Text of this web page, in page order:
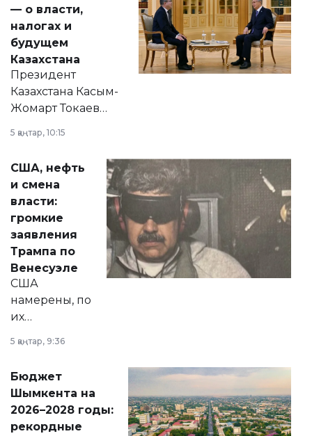
— о власти,
налогах и
будущем
Казахстана
Президент
Казахстана Касым-
Жомарт Токаев
сразу несколько
актуальных тем —
от слухов о
политических
реформах до
вопросов армии,
экономики и
личного здоровья.
5 қаңтар, 10:15
США, нефть
и смена
власти:
громкие
заявления
Трампа по
Венесуэле
США
намерены, по
их
принести
народу
Венесуэлы.
5 қаңтар, 9:36
Бюджет
Шымкента на
2026–2028 годы:
рекордные